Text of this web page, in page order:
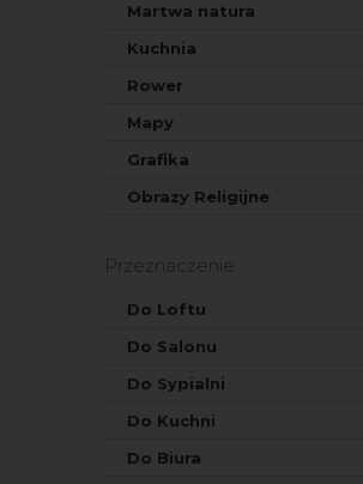
Martwa natura
Kuchnia
Rower
Mapy
Grafika
Obrazy Religijne
Przeznaczenie
Do Loftu
Do Salonu
Do Sypialni
Do Kuchni
Do Biura